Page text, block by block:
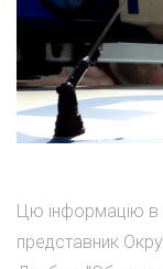
Цю інформацію в
представник